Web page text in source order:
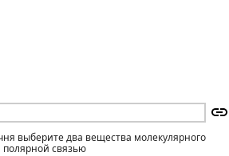
выберите два вещества молекулярного
полярной связью